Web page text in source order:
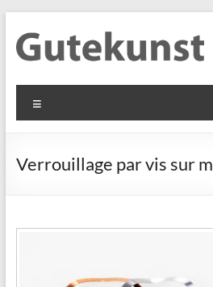
au
contenu
Gutekunst
Formfedern
GmbH
Informationen
Flachmaterial
Verrouillage par vis sur